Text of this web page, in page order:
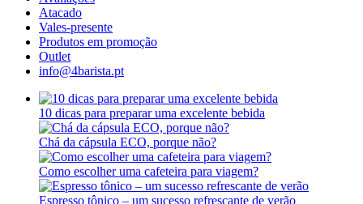
Atacado
Vales-presente
Produtos em promoção
Outlet
info@4barista.pt
10 dicas para preparar uma excelente bebida
Chá da cápsula ECO, porque não?
Como escolher uma cafeteira para viagem?
Espresso tônico – um sucesso refrescante de verão